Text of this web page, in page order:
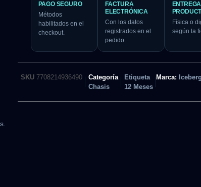
PAGO SEGURO
Métodos
habilitados en el
checkout.
FACTURA
ELECTRÓNICA
Con los datos
registrados en el
pedido.
Física o
según la
SKU 7708214936490
Categoría
Chasis
Etiqueta
12 Meses
Marca: Iceberg